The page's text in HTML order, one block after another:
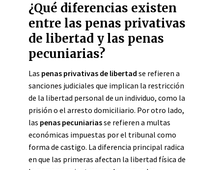
¿Qué diferencias existen
entre las penas privativas
de libertad y las penas
pecuniarias?
Las penas privativas de libertad se refieren a
sanciones judiciales que implican la restricción
de la libertad personal de un individuo, como la
prisión o el arresto domiciliario. Por otro lado,
las penas pecuniariasse refieren a multas
económicas impuestas por el tribunal como
forma de castigo. La diferencia principal radica
en que las primeras afectan la libertad física de